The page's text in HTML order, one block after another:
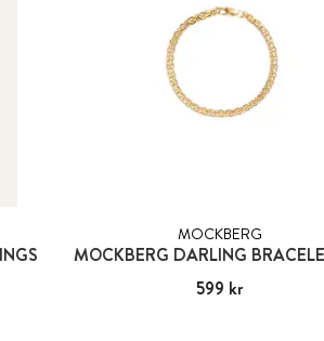
MOCKBERG
Pris:599 kr
599 kr